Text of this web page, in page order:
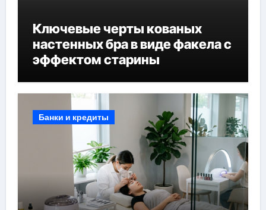
Ключевые черты кованых
настенных бра в виде факела с
эффектом старины
Банки и кредиты